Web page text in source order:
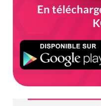
En